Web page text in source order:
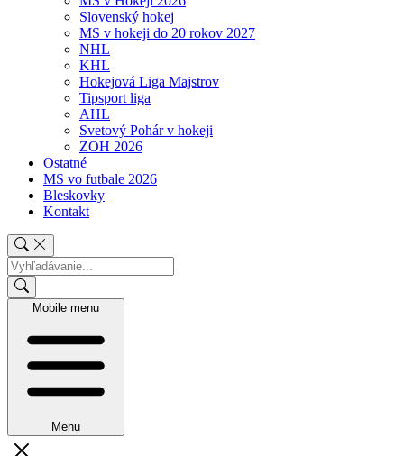
Slovenský hokej
MS v hokeji do 20 rokov 2027
NHL
KHL
Hokejová Liga Majstrov
Tipsport liga
AHL
Svetový Pohár v hokeji
ZOH 2026
Ostatné
MS vo futbale 2026
Bleskovky
Kontakt
Mobile menu
Menu